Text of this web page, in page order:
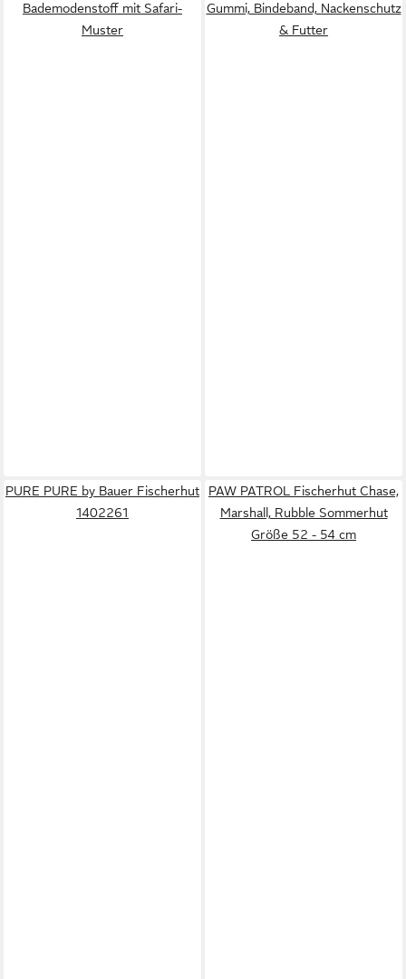
Bademodenstoff mit Safari-
Muster
Gummi, Bindeband, Nackenschutz
& Futter
PURE PURE by Bauer Fischerhut
1402261
PAW PATROL Fischerhut Chase,
Marshall, Rubble Sommerhut
Größe 52 - 54 cm